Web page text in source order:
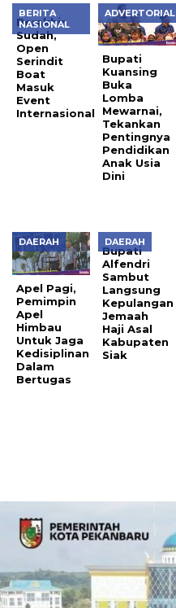
BERITA
NASIONAL
Berakhir
Sudah,
Open
Serindit
Boat
Masuk
Event
Internasional
ADVERTORIAL
Bupati
Kuansing
Buka
Lomba
Mewarnai,
Tekankan
Pentingnya
Pendidikan
Anak Usia
Dini
DAERAH
Apel Pagi,
Pemimpin
Apel
Himbau
Untuk Jaga
Kedisiplinan
Dalam
Bertugas
DAERAH
Bupati
Alfendri
Sambut
Langsung
Kepulangan
Jemaah
Haji Asal
Kabupaten
Siak